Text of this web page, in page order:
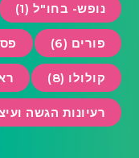
נופש- בחו"ל (1)
פורים (6)
קולולו (8)
רעיונות הגשה